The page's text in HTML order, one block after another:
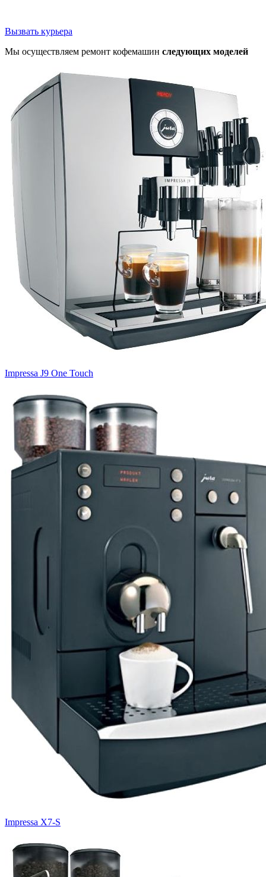
Вызвать курьера
Мы осуществляем ремонт кофемашин следующих моделей
Impressa J9 One Touch
Impressa X7-S